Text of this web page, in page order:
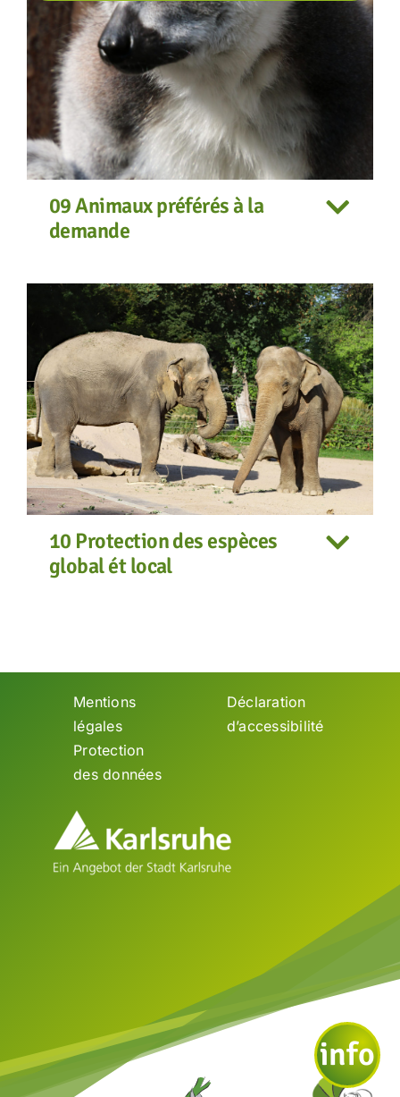
09 Animaux préférés à la
demande
10 Protection des espèces
global ét local
Mentions
légales
Protection
des données
Déclaration
d’accessibilité
info